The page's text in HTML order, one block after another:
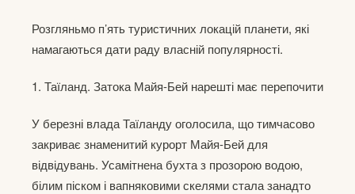
Розгляньмо п’ять туристичних локацій планети, які
намагаються дати раду власній популярності.
1. Таїланд. Затока Майя-Бей нарешті має перепочити
У березні влада Таїланду оголосила, що тимчасово
закриває знаменитий курорт Майя-Бей для
відвідувань. Усамітнена бухта з прозорою водою,
білим піском і вапняковими скелями стала занадто